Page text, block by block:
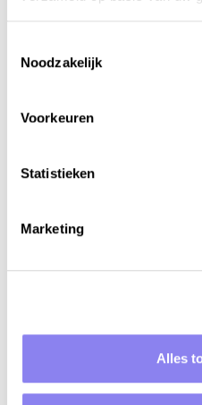
Noodzakelijk
Voorkeuren
Statistieken
Marketing
Alles
Wandelen naar
Ook voor